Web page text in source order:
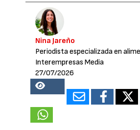
Nina Jareño
Periodista especializada en
Interempresas Media
27/07/2026
16558